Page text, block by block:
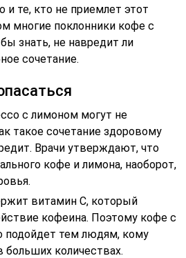
и те, кто не приемлет этот
многие поклонники кофе с
знать, не навредит ли
сочетание.
с лимоном могут не
такое сочетание здоровому
Врачи утверждают, что
кофе и лимона, наоборот,
витамин С, который
кофеина. Поэтому кофе с
подойдет тем людям, кому
количествах.